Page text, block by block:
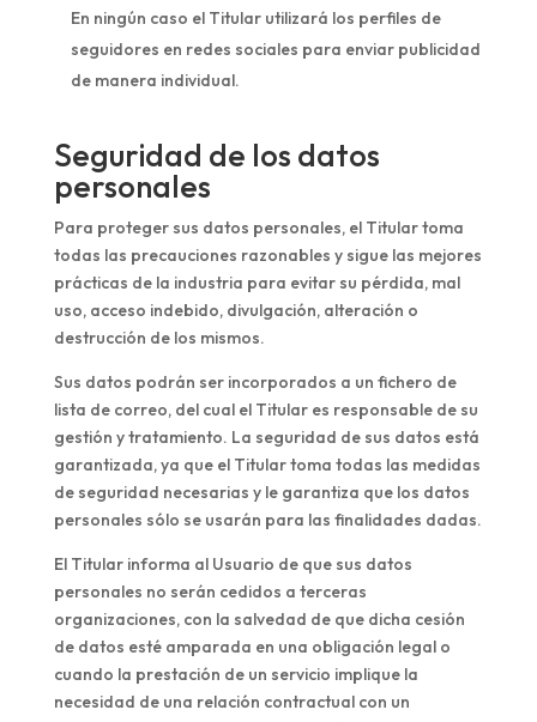
En ningún caso el Titular utilizará los perfiles de
seguidores en redes sociales para enviar publicidad
de manera individual.
Seguridad de los datos
personales
Para proteger sus datos personales, el Titular toma
todas las precauciones razonables y sigue las mejores
prácticas de la industria para evitar su pérdida, mal
uso, acceso indebido, divulgación, alteración o
destrucción de los mismos.
Sus datos podrán ser incorporados a un fichero de
lista de correo, del cual el Titular es responsable de su
gestión y tratamiento. La seguridad de sus datos está
garantizada, ya que el Titular toma todas las medidas
de seguridad necesarias y le garantiza que los datos
personales sólo se usarán para las finalidades dadas.
El Titular informa al Usuario de que sus datos
personales no serán cedidos a terceras
organizaciones, con la salvedad de que dicha cesión
de datos esté amparada en una obligación legal o
cuando la prestación de un servicio implique la
necesidad de una relación contractual con un